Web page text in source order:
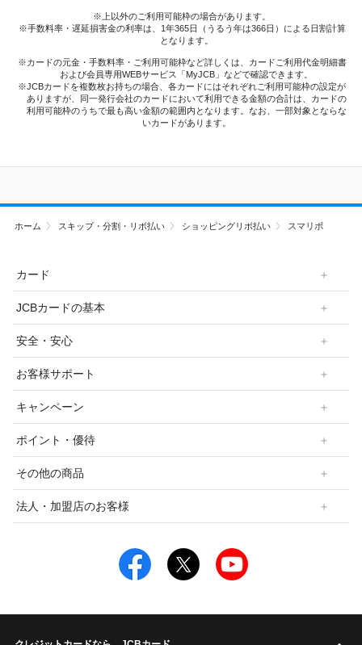
上以外のご利用可能枠の場合があります。
手数料率・遅延損害金の利率は、1年365日（うるう年は366日）による日割計算
となります。
カードの元金・手数料率・ご利用可能枠など詳しくは、カードご利用代金明細書
および会員専用WEBサービス「MyJCB」などで確認できます。
JCBカードを複数枚お持ちの場合、各カードにはそれぞれご利用可能枠の設定が
ありますが、同一発行会社のカードにおいて利用できる金額の合計は、カードの
利用可能枠のうちで最も高い金額の範囲内となります。なお、一部対象とならな
いカードがあります。
ホーム スキップ・分割・リボ払い ショッピングリボ払い スマリボ
カード
JCBカードの基本
安全・安心
お客様サポート
キャンペーン
ポイント・優待
その他の商品
法人・加盟店のお客様